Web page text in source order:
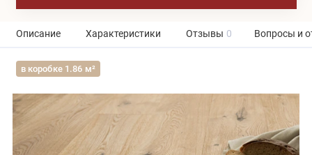
Описание Характеристики Отзывы 0 Вопросы и
в коробке 1.86 м²